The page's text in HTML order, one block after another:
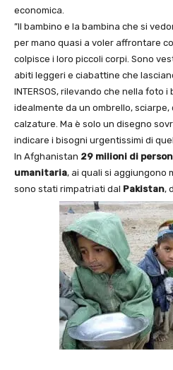
economica.
”ll bambino e la bambina che si
per mano quasi a voler affrontare
colpisce i loro piccoli corpi. Sono
abiti leggeri e ciabattine che
INTERSOS, rilevando che nella foto
idealmente da un ombrello,
calzature. Ma è solo un disegno
indicare i bisogni urgentissimi di
In Afghanistan 29 milioni di
umanitaria, ai quali si aggiungono
sono stati rimpatriati dal Pakistan,